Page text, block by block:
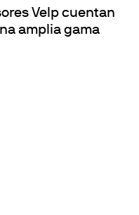
English
Italiano
Velp cuentan
amplia gama